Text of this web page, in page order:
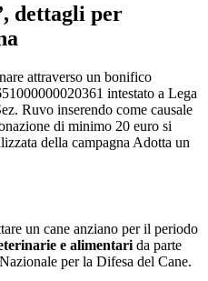
dettagli per
attraverso un bonifico
intestato a Lega
Ruvo inserendo come causale
di minimo 20 euro si
della campagna Adotta un
un cane anziano per il periodo
e alimentari da parte
per la Difesa del Cane.